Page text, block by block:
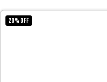
20%OFF